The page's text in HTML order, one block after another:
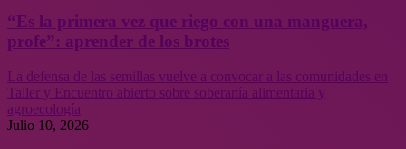
“Es la primera vez que riego con una manguera,
profe”: aprender de los brotes
La defensa de las semillas vuelve a convocar a las comunidades en
Taller y Encuentro abierto sobre soberanía alimentaria y
agroecología
Julio 10, 2026